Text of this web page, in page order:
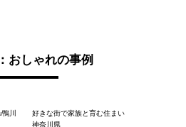
おしゃれの事例
川
好きな街で家族と育む住まい
神奈川県